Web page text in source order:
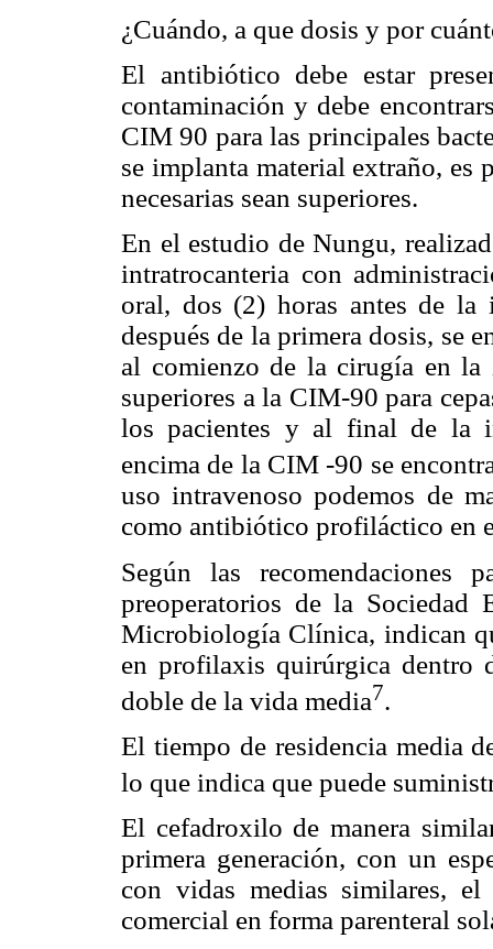
¿Cuándo, a que dosis y por
El antibiótico debe estar
contaminación y debe
CIM 90 para las principales
se implanta material extraño, es
necesarias sean superiores.
En el estudio de Nungu,
intratrocanteria con
oral, dos (2) horas antes de
después de la primera dosis, se
al comienzo de la cirugía en la
superiores a la CIM-90 para
los pacientes y al final de la
encima de la CIM -90 se
uso intravenoso podemos de
como antibiótico profiláctico en
Según las recomendaciones
preoperatorios de la Sociedad
Microbiología Clínica, indican
en profilaxis quirúrgica dentro
doble de la vida media7.
El tiempo de residencia media
lo que indica que puede
El cefadroxilo de manera
primera generación, con un
con vidas medias similares,
comercial en forma parenteral